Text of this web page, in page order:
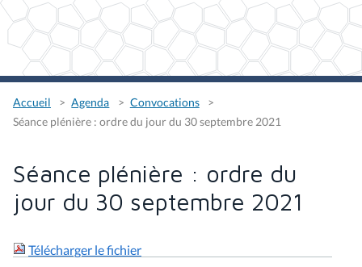
Accueil Agenda
Convocations
Séance plénière : ordre du jour du 30 septembre 2021
Séance plénière : ordre du
jour du 30 septembre 2021
Télécharger le fichier